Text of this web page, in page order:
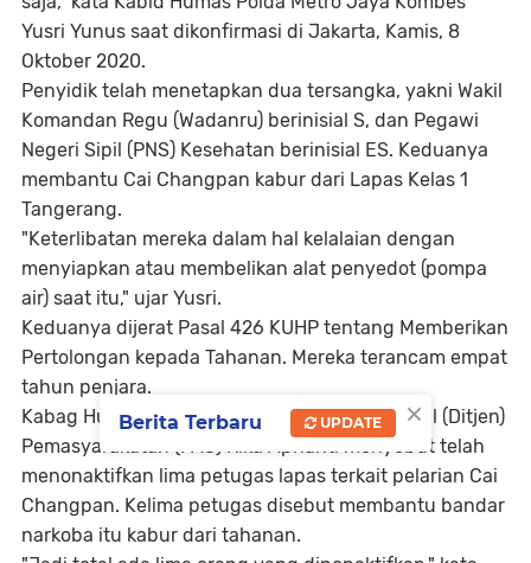
Yusri Yunus saat dikonfirmasi di Jakarta, Kamis, 8
Oktober 2020.
Penyidik telah menetapkan dua tersangka, yakni Wakil
Komandan Regu (Wadanru) berinisial S, dan Pegawi
Negeri Sipil (PNS) Kesehatan berinisial ES. Keduanya
membantu Cai Changpan kabur dari Lapas Kelas 1
Tangerang.
"Keterlibatan mereka dalam hal kelalaian dengan
menyiapkan atau membelikan alat penyedot (pompa
air) saat itu," ujar Yusri.
Keduanya dijerat Pasal 426 KUHP tentang Memberikan
Pertolongan kepada Tahanan. Mereka terancam empat
tahun penjara.
Kabag Humas dan Protokol Direkrorat Jenderal (Ditjen)
Pemasyarakatan (PAS) Rika Aprianti menyebut telah
menonaktifkan lima petugas lapas terkait pelarian Cai
Changpan. Kelima petugas disebut membantu bandar
narkoba itu kabur dari tahanan.
×
Berita Terbaru UPDATE